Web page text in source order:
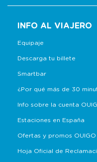
INFO AL VIAJERO
Equipaje
Descarga tu billete
Smartbar
¿Por qué más de 30
Info sobre la cuenta
Estaciones en España
Ofertas y promos OUIGO
Hoja Oficial de